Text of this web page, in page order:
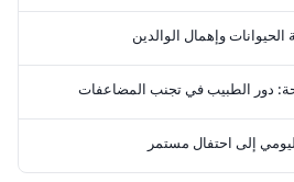
الحيوانات وإهمال الوالدين
دور الطبيب في تجنب المضاعفات
إلى احتفال مستمر